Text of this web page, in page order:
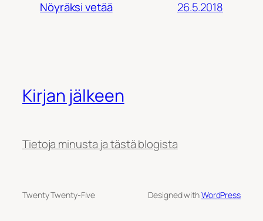
Nöyräksi vetää 26.5.2018
Kirjan jälkeen
Tietoja minusta ja tästä blogista
Twenty Twenty-Five Designed withWordPress